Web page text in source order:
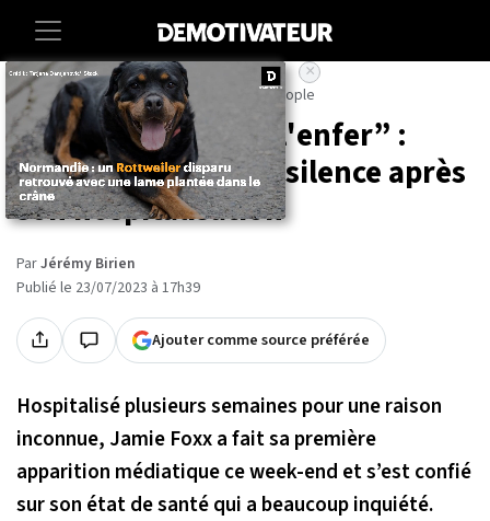
Accueil Societe Entertainment People
“Je suis revenu de l'enfer” :
Jamie Foxx sort du silence après
son hospitalisation
ParJérémy Birien
Publié le 23/07/2023 à 17h39
Ajouter comme source préférée
Hospitalisé plusieurs semaines pour une raison
inconnue, Jamie Foxx a fait sa première
apparition médiatique ce week-end et s’est confié
sur son état de santé qui a beaucoup inquiété.
×